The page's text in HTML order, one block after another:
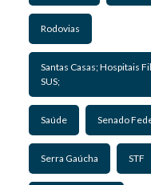
Rodovias
Santas Casas; Hospitais
SUS;
Saúde Senado
Serra Gaúcha STF